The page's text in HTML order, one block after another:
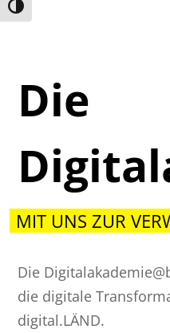
Umschalten auf hohe
Die
MIT UNS ZUR
Die
die digitale
digital.LÄND.